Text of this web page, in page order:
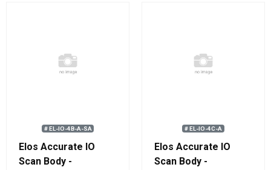
# EL-IO-4B-A-SA
Elos Accurate IO
Scan Body -
# EL-IO-4C-A
Elos Accurate IO
Scan Body -